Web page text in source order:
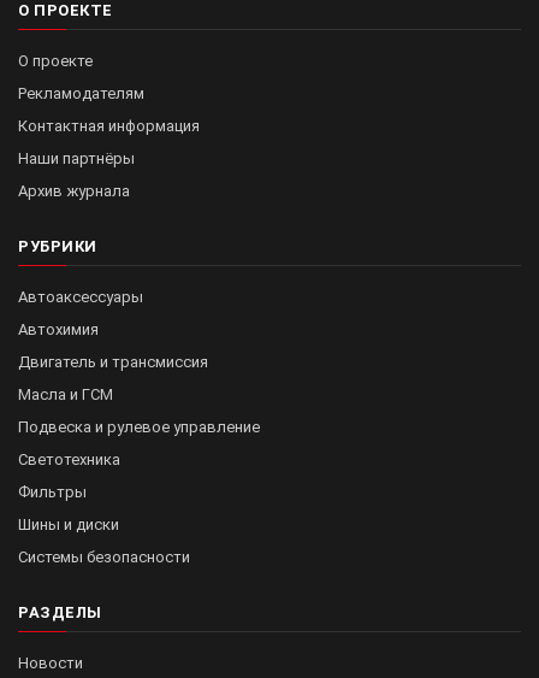
О ПРОЕКТЕ
О проекте
Рекламодателям
Контактная информация
Наши партнёры
Архив журнала
РУБРИКИ
Автоаксессуары
Автохимия
Двигатель и трансмиссия
Масла и ГСМ
Подвеска и рулевое управление
Светотехника
Фильтры
Шины и диски
Системы безопасности
РАЗДЕЛЫ
Новости